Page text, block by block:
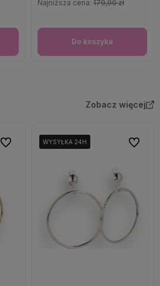
Najniższa cena: 179,90 zł
Do koszyka
Zobacz więcej
Do ulubionychWYSYŁKA 24H
WYSYŁKA 24H
WYSYŁKA 24H Do